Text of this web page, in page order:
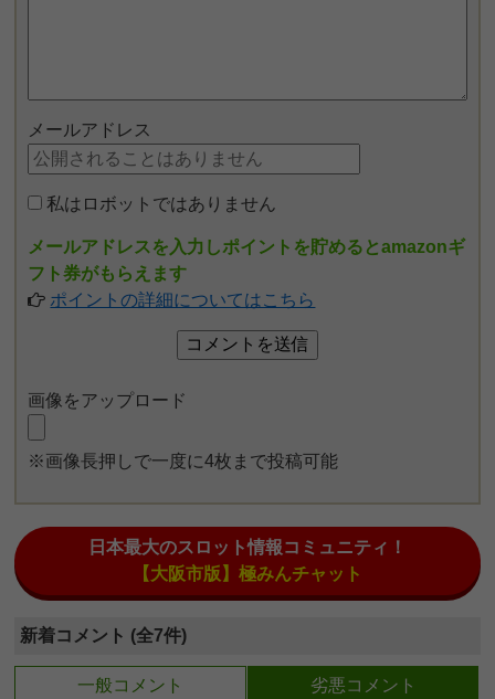
メールアドレス
私はロボットではありません
メールアドレスを入力しポイントを貯めるとamazonギ
フト券がもらえます
ポイントの詳細についてはこちら
画像をアップロード
※画像長押しで一度に4枚まで投稿可能
日本最大のスロット情報コミュニティ！
【大阪市版】極みんチャット
新着コメント (全7件)
一般コメント 劣悪コメント